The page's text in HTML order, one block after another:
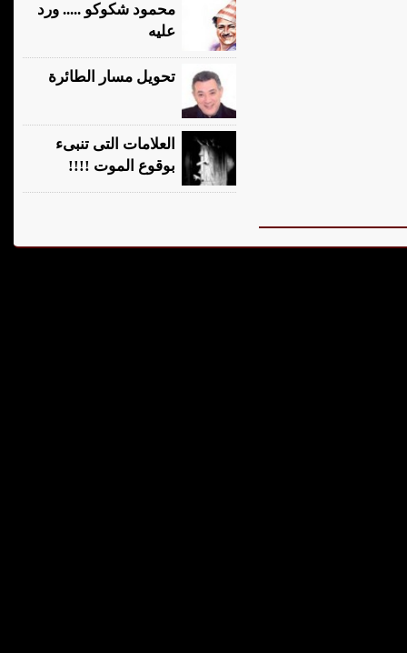
محمود شكوكو ..... ورد
عليه
تحويل مسار الطائرة
العلامات التى تنبىء
بوقوع الموت !!!!